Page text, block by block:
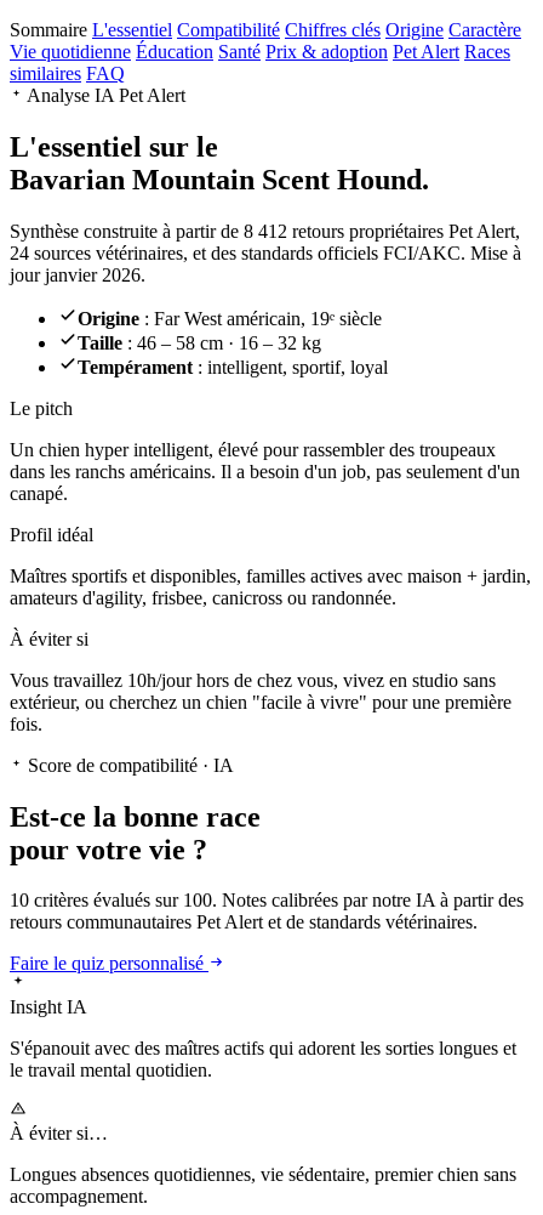
Sommaire L'essentiel Compatibilité Chiffres clés Origine Caractère
Vie quotidienne Éducation Santé Prix & adoption Pet Alert Races
similaires FAQ
Analyse IA Pet Alert
L'essentiel sur le
Bavarian Mountain Scent Hound.
Synthèse construite à partir de 8 412 retours propriétaires Pet Alert,
24 sources vétérinaires, et des standards officiels FCI/AKC. Mise à
jour janvier 2026.
Origine : Far West américain, 19ᵉ siècle
Taille : 46 – 58 cm · 16 – 32 kg
Tempérament : intelligent, sportif, loyal
Le pitch
Un chien hyper intelligent, élevé pour rassembler des troupeaux
dans les ranchs américains. Il a besoin d'un job, pas seulement d'un
canapé.
Profil idéal
Maîtres sportifs et disponibles, familles actives avec maison + jardin,
amateurs d'agility, frisbee, canicross ou randonnée.
À éviter si
Vous travaillez 10h/jour hors de chez vous, vivez en studio sans
extérieur, ou cherchez un chien "facile à vivre" pour une première
fois.
Score de compatibilité · IA
Est-ce la bonne race
pour votre vie ?
10 critères évalués sur 100. Notes calibrées par notre IA à partir des
retours communautaires Pet Alert et de standards vétérinaires.
Faire le quiz personnalisé
Insight IA
S'épanouitavec des maîtres actifs qui adorent les sorties longues et
le travail mental quotidien.
À éviter si…
Longues absences quotidiennes, vie sédentaire, premier chien sans
accompagnement.